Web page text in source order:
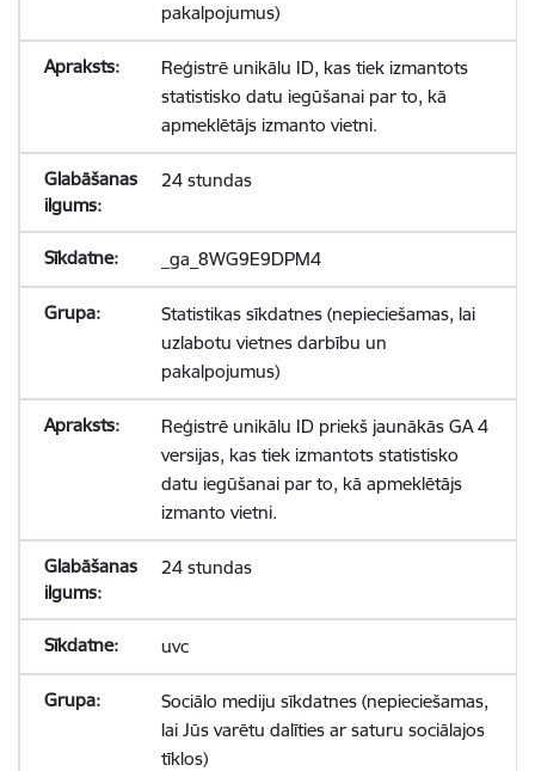
pakalpojumus)
Reģistrē unikālu ID, kas tiek izmantots
statistisko datu iegūšanai par to, kā
apmeklētājs izmanto vietni.
24 stundas
_ga_8WG9E9DPM4
Statistikas sīkdatnes (nepieciešamas, lai
uzlabotu vietnes darbību un
pakalpojumus)
Reģistrē unikālu ID priekš jaunākās GA 4
versijas, kas tiek izmantots statistisko
datu iegūšanai par to, kā apmeklētājs
izmanto vietni.
24 stundas
uvc
Sociālo mediju sīkdatnes (nepieciešamas,
lai Jūs varētu dalīties ar saturu sociālajos
tīklos)